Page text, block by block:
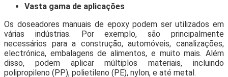
Vasta gama de aplicações
Os doseadores manuais de epoxy podem ser utilizados em
várias indústrias. Por exemplo, são principalmente
necessários para a construção, automóveis, canalizações,
electrónica, embalagens de alimentos, e muito mais. Além
disso, podem aplicar múltiplos materiais, incluindo
polipropileno (PP), polietileno (PE), nylon, e até metal.